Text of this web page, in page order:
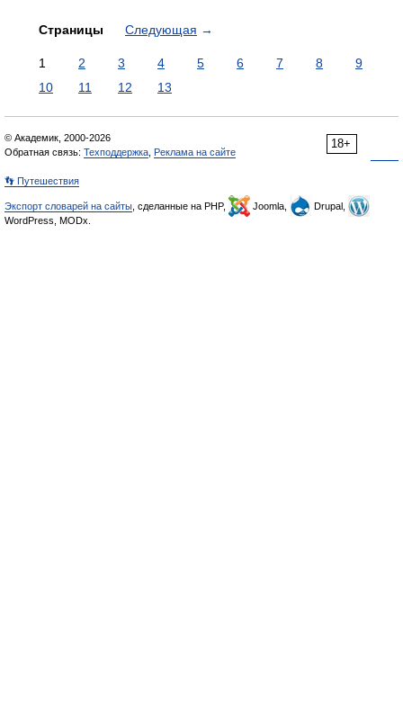
Страницы Следующая →
1 2 3 4 5 6 7 8
9
10
11 12 13
18+
© Академик, 2000-2026
Обратная связь: Техподдержка Реклама на сайте
👣 Путешествия
Экспорт словарей на сайты , сделанные на PHP, Joomla,
Drupal,
WordPress, MODx.